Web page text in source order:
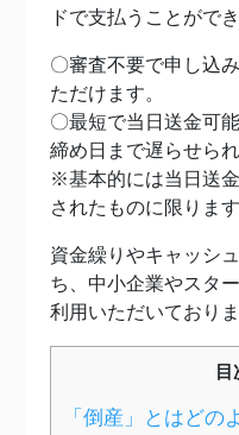
ドで支払うことができ
〇審査不要で申し込
ただけます。
〇最短で当日送金可
締め日まで遅らせられ
※基本的には当日送
されたものに限ります
資金繰りやキャッシ
ち、中小企業やスタ
利用いただいておりま
目
「倒産」とはどの